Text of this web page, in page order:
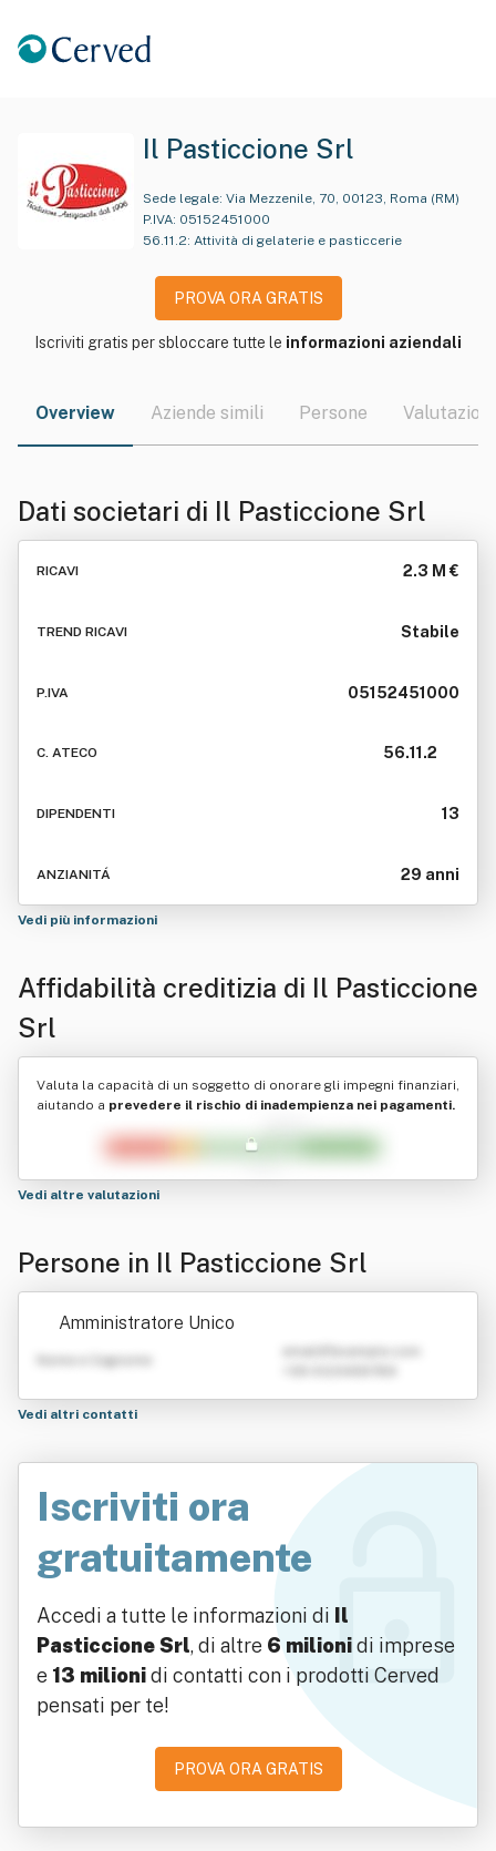
Il Pasticcione Srl
Sede legale: Via Mezzenile, 70, 00123, Roma (RM)
P.IVA: 05152451000
56.11.2: Attività di gelaterie e pasticcerie
PROVA ORA GRATIS
Iscriviti gratis per sbloccare tutte le informazioni aziendali
Overview Aziende simili Persone Valutazioni
Dati societari di Il Pasticcione Srl
RICAVI 2.3 M €
TREND RICAVI Stabile
P.IVA 05152451000
C. ATECO 56.11.2
DIPENDENTI 13
ANZIANITÁ 29 anni
Vedi più informazioni
Affidabilità creditizia di Il Pasticcione
Srl
Valuta la capacità di un soggetto di onorare gli impegni finanziari,
aiutando a prevedere il rischio di inadempienza nei pagamenti.
Vedi altre valutazioni
Persone in Il Pasticcione Srl
Amministratore Unico
Nome e Cognome
Vedi altri contatti
Iscriviti ora
gratuitamente
Accedi a tutte le informazioni di Il
Pasticcione Srl, di altre 6 milionidi imprese
e 13 milionidi contatti con i prodotti Cerved
pensati per te!
PROVA ORA GRATIS